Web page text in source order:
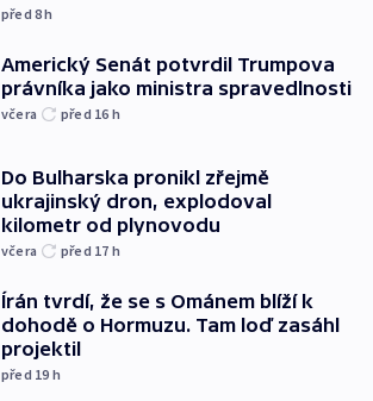
před 8h
Americký Senát potvrdil Trumpova
právníka jako ministra spravedlnosti
včera před 16 h
Do Bulharska pronikl zřejmě
ukrajinský dron, explodoval
kilometr od plynovodu
včera před 17 h
Írán tvrdí, že se s Ománem blíží k
dohodě o Hormuzu. Tam loď zasáhl
projektil
před 19 h